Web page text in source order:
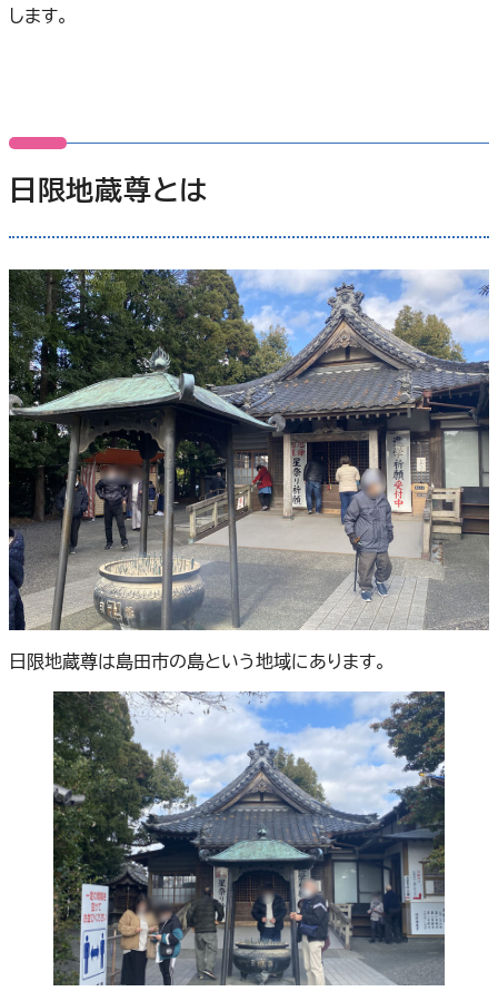
します。
日限地蔵尊とは
日限地蔵尊は島田市の島という地域にあります。